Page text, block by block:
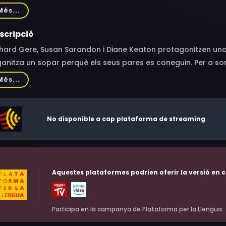
Patricia, Michael Kostroff, Adrienne Acevedo Lovette,
Natalie Ortega, James Earl Jones II
Gere, Susan Sarandon i Diane Keaton protagonitzen
un sopar perquè els seus pares es coneguin. Per a
enganyant els seus cònjuges... l'un amb l'altre.Michelle i
els següents passos cap al matrimoni. Pensant que és una
coneguin, organitzen un sopar. Per a sorpresa de tots,
ja que els pares es coneixen bé, massa bé: porten
l'altre. Atrapats en aquest delicat embolic, intenten
s'enfronten obertament als amants dels seus cònjuges.
No disponible a cap plataforma de streaming
Aquestes plataformes podrien oferir la versió en
Participa en la campanya de Plataforma per la Llengua.